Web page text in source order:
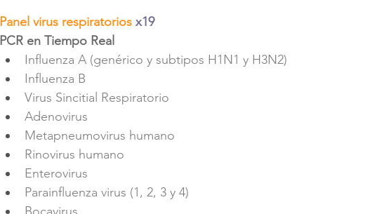
Panel virus respiratorios x19
PCR en Tiempo Real
Influenza A (genérico y subtipos H1N1 y H3N2)
Influenza B
Virus Sincitial Respiratorio
Adenovirus
Metapneumovirus humano
Rinovirus humano
Enterovirus
Parainfluenza virus (1, 2, 3 y 4)